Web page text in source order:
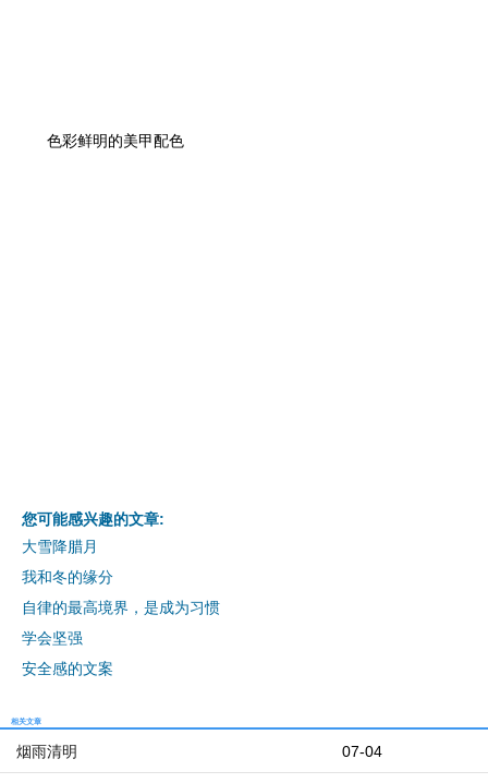
色彩鲜明的美甲配色
您可能感兴趣的文章:
大雪降腊月
我和冬的缘分
自律的最高境界，是成为习惯
学会坚强
安全感的文案
相关文章
07-04
烟雨清明